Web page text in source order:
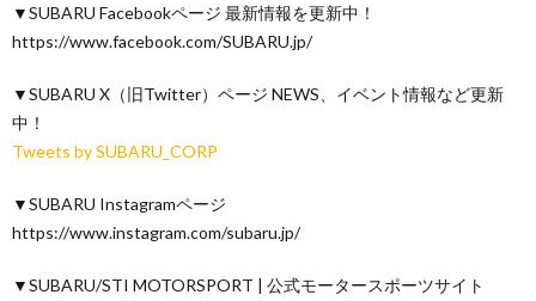
▼SUBARU Facebookページ 最新情報を更新中！
https://www.facebook.com/SUBARU.jp/
▼SUBARU X（旧Twitter）ページ NEWS、イベント情報など更新
中！
Tweets by SUBARU_CORP
▼SUBARU Instagramページ
https://www.instagram.com/subaru.jp/
▼SUBARU/STI MOTORSPORT | 公式モータースポーツサイト